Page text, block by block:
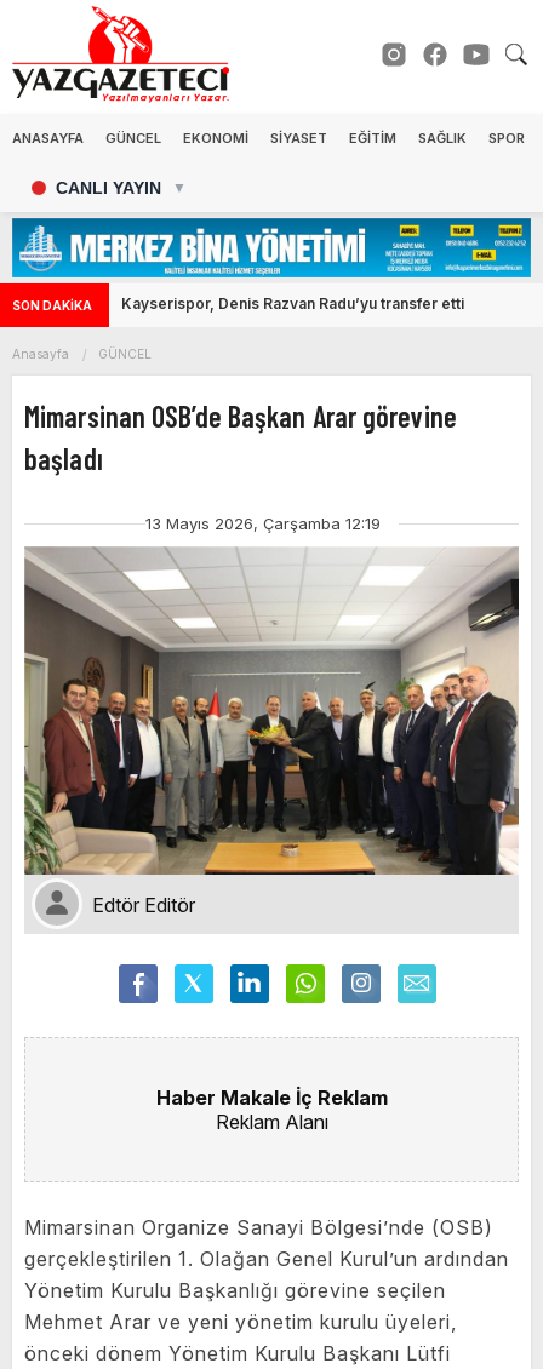
ANASAYFA GÜNCEL EKONOMİ SİYASET EĞİTİM SAĞLIK SPOR
CANLI YAYIN ▼
SON DAKİKA Kayserispor, Denis Razvan Radu’yu transfer etti
Anasayfa GÜNCEL
Mimarsinan OSB’de Başkan Arar görevine
başladı
13 Mayıs 2026, Çarşamba 12:19
Edtör Editör
Haber Makale İç Reklam
Reklam Alanı
Mimarsinan Organize Sanayi Bölgesi’nde (OSB)
gerçekleştirilen 1. Olağan Genel Kurul’un ardından
Yönetim Kurulu Başkanlığı görevine seçilen
Mehmet Arar ve yeni yönetim kurulu üyeleri,
önceki dönem Yönetim Kurulu Başkanı Lütfi